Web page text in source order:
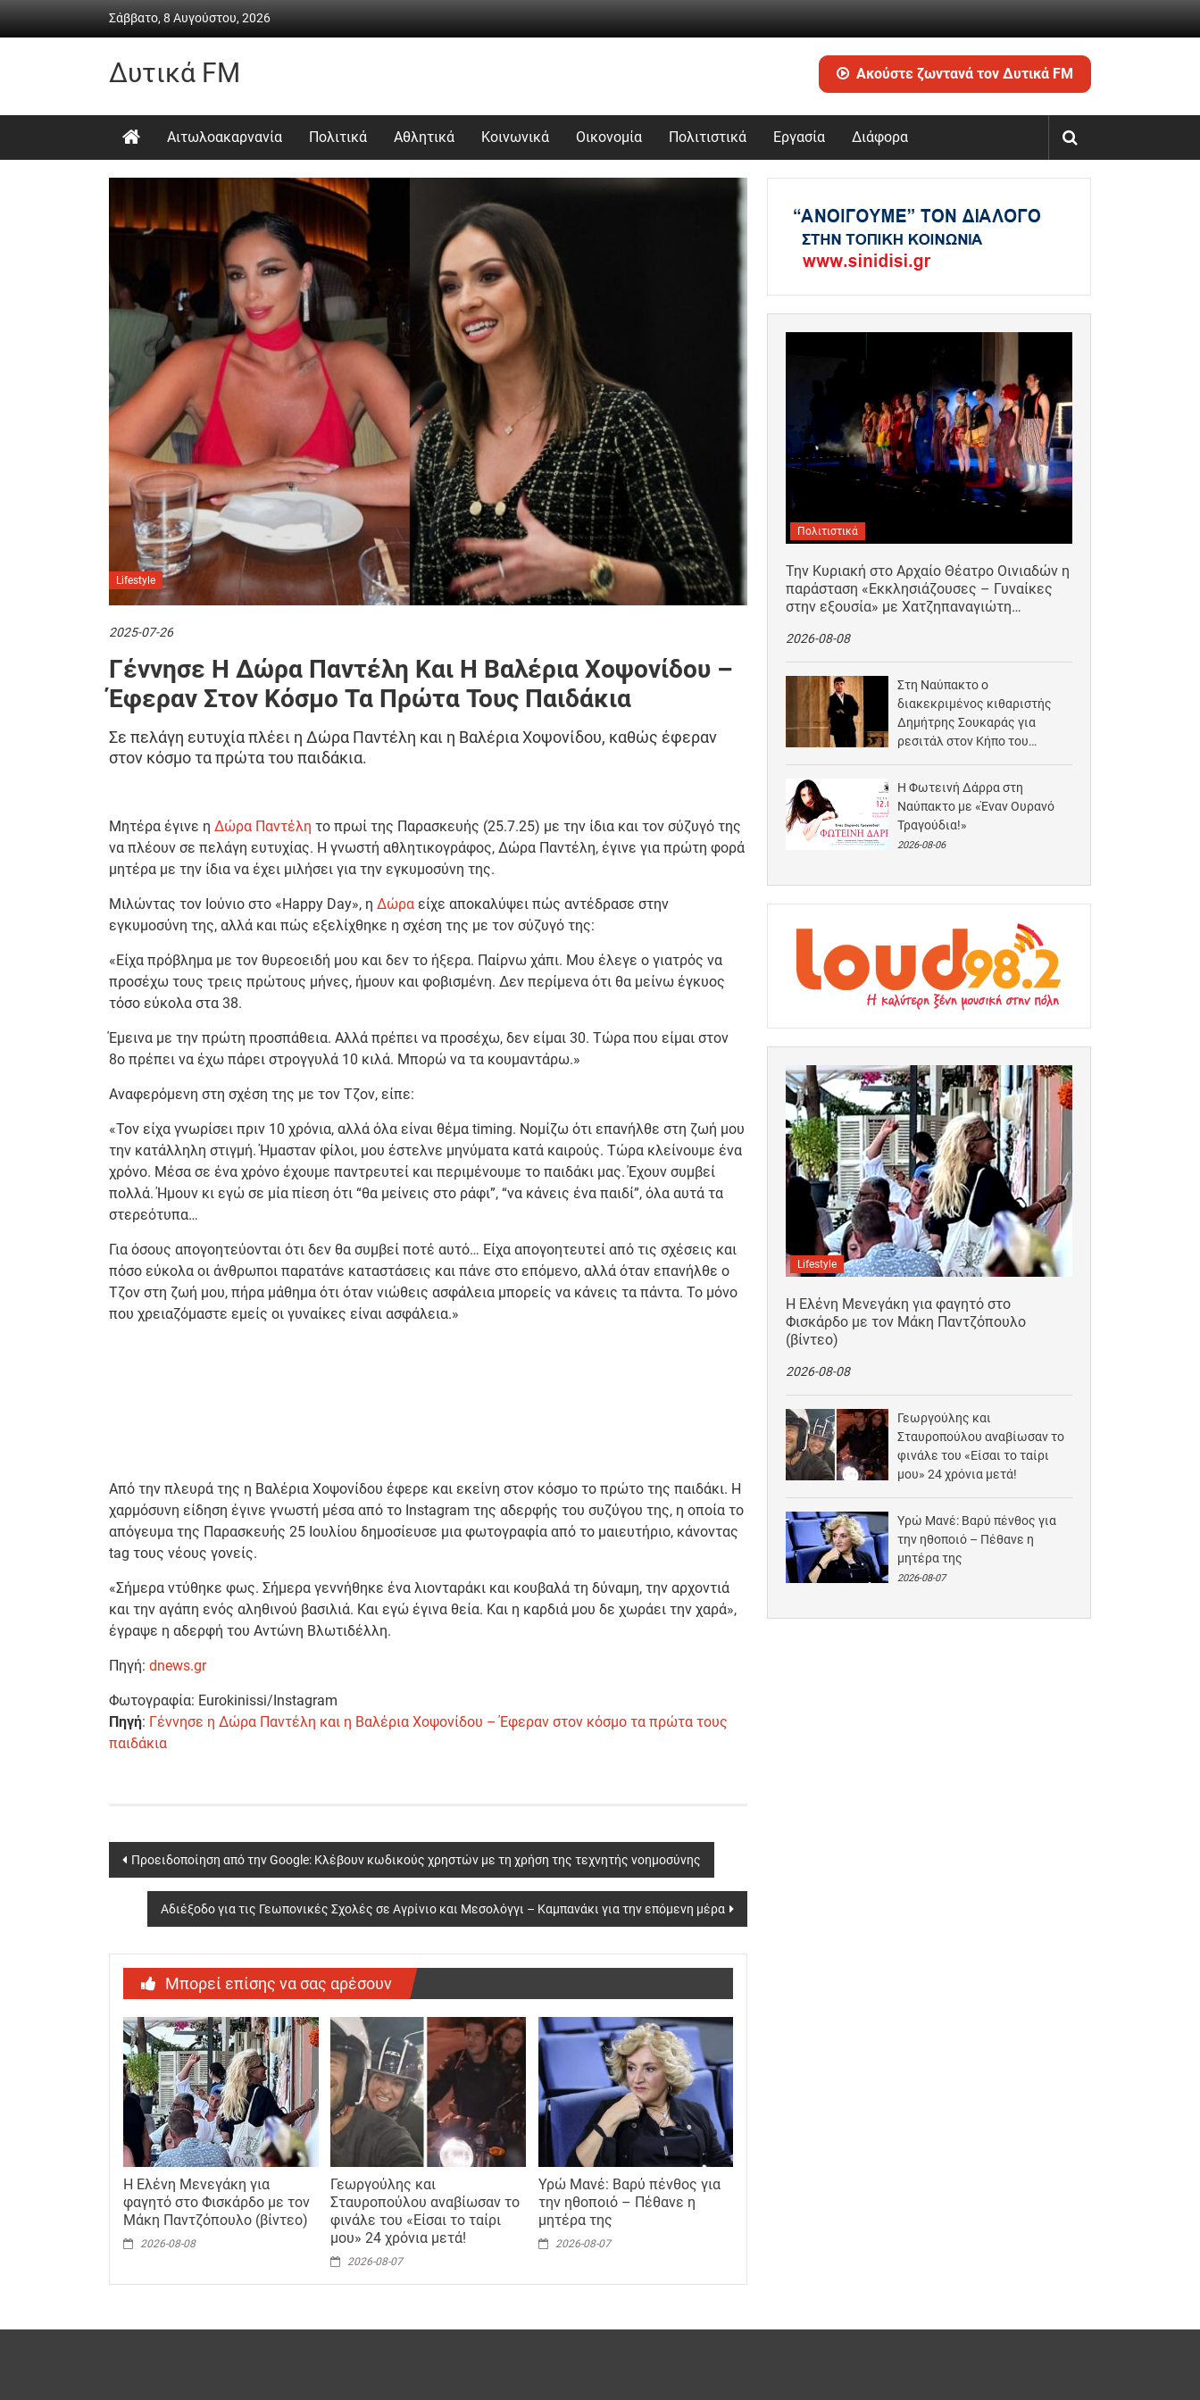
Σάββατο, 8 Αυγούστου, 2026
Δυτικά FM
Καθημερινή
ψυχαγωγία
Ακούστε ζωντανά τον Δυτικά FM
Αιτωλοακαρνανία Πολιτικά Αθλητικά Κοινωνικά Οικονομία Πολιτιστικά Εργασία Διάφορα
Lifestyle
2025-07-26
Γέννησε Η Δώρα Παντέλη Και Η Βαλέρια Χοψονίδου –
Έφεραν Στον Κόσμο Τα Πρώτα Τους Παιδάκια
Σε πελάγη ευτυχία πλέει η Δώρα Παντέλη και η Βαλέρια Χοψονίδου, καθώς έφεραν
στον κόσμο τα πρώτα του παιδάκια.
Μητέρα έγινε η Δώρα Παντέλη το πρωί της Παρασκευής (25.7.25) με την ίδια και τον σύζυγό της
να πλέουν σε πελάγη ευτυχίας. Η γνωστή αθλητικογράφος, Δώρα Παντέλη, έγινε για πρώτη φορά
μητέρα με την ίδια να έχει μιλήσει για την εγκυμοσύνη της.
Μιλώντας τον Ιούνιο στο «Happy Day», η Δώρα είχε αποκαλύψει πώς αντέδρασε στην
εγκυμοσύνη της, αλλά και πώς εξελίχθηκε η σχέση της με τον σύζυγό της:
«Είχα πρόβλημα με τον θυρεοειδή μου και δεν το ήξερα. Παίρνω χάπι. Μου έλεγε ο γιατρός να
προσέχω τους τρεις πρώτους μήνες, ήμουν και φοβισμένη. Δεν περίμενα ότι θα μείνω έγκυος
τόσο εύκολα στα 38.
Έμεινα με την πρώτη προσπάθεια. Αλλά πρέπει να προσέχω, δεν είμαι 30. Τώρα που είμαι στον
8ο πρέπει να έχω πάρει στρογγυλά 10 κιλά. Μπορώ να τα κουμαντάρω.»
Αναφερόμενη στη σχέση της με τον Τζον, είπε:
«Τον είχα γνωρίσει πριν 10 χρόνια, αλλά όλα είναι θέμα timing. Νομίζω ότι επανήλθε στη ζωή μου
την κατάλληλη στιγμή. Ήμασταν φίλοι, μου έστελνε μηνύματα κατά καιρούς. Τώρα κλείνουμε ένα
χρόνο. Μέσα σε ένα χρόνο έχουμε παντρευτεί και περιμένουμε το παιδάκι μας. Έχουν συμβεί
πολλά. Ήμουν κι εγώ σε μία πίεση ότι “θα μείνεις στο ράφι”, “να κάνεις ένα παιδί”, όλα αυτά τα
στερεότυπα…
Για όσους απογοητεύονται ότι δεν θα συμβεί ποτέ αυτό… Είχα απογοητευτεί από τις σχέσεις και
πόσο εύκολα οι άνθρωποι παρατάνε καταστάσεις και πάνε στο επόμενο, αλλά όταν επανήλθε ο
Τζον στη ζωή μου, πήρα μάθημα ότι όταν νιώθεις ασφάλεια μπορείς να κάνεις τα πάντα. Το μόνο
που χρειαζόμαστε εμείς οι γυναίκες είναι ασφάλεια.»
Από την πλευρά της η Βαλέρια Χοψονίδου έφερε και εκείνη στον κόσμο το πρώτο της παιδάκι. Η
χαρμόσυνη είδηση έγινε γνωστή μέσα από το Instagram της αδερφής του συζύγου της, η οποία το
απόγευμα της Παρασκευής 25 Ιουλίου δημοσίευσε μια φωτογραφία από το μαιευτήριο, κάνοντας
tag τους νέους γονείς.
«Σήμερα ντύθηκε φως. Σήμερα γεννήθηκε ένα λιονταράκι και κουβαλά τη δύναμη, την αρχοντιά
και την αγάπη ενός αληθινού βασιλιά. Και εγώ έγινα θεία. Και η καρδιά μου δε χωράει την χαρά»,
έγραψε η αδερφή του Αντώνη Βλωτιδέλλη.
Πηγή: dnews.gr
Φωτογραφία: Eurokinissi/Instagram
Πηγή: Γέννησε η Δώρα Παντέλη και η Βαλέρια Χοψονίδου – Έφεραν στον κόσμο τα πρώτα τους
παιδάκια
Post
navigation
Προειδοποίηση από την Google: Κλέβουν κωδικούς χρηστών με τη χρήση της τεχνητής νοημοσύνης
Αδιέξοδο για τις Γεωπονικές Σχολές σε Αγρίνιο και Μεσολόγγι – Καμπανάκι για την επόμενη μέρα
Μπορεί επίσης να σας αρέσουν
Η Ελένη Μενεγάκη για
φαγητό στο Φισκάρδο με τον
Μάκη Παντζόπουλο (βίντεο)
2026-08-08
Γεωργούλης και
Σταυροπούλου αναβίωσαν το
φινάλε του «Είσαι το ταίρι
μου» 24 χρόνια μετά!
2026-08-07
Υρώ Μανέ: Βαρύ πένθος για
την ηθοποιό – Πέθανε η
μητέρα της
2026-08-07
Πολιτιστικά
Την Κυριακή στο Αρχαίο Θέατρο Οινιαδών η
παράσταση «Εκκλησιάζουσες – Γυναίκες
στην εξουσία» με Χατζηπαναγιώτη…
2026-08-08
Στη Ναύπακτο ο
διακεκριμένος κιθαριστής
Δημήτρης Σουκαράς για
ρεσιτάλ στον Κήπο του
Η Φωτεινή Δάρρα στη
Ναύπακτο με «Έναν Ουρανό
Τραγούδια!»
2026-08-06
Lifestyle
Η Ελένη Μενεγάκη για φαγητό στο
Φισκάρδο με τον Μάκη Παντζόπουλο
(βίντεο)
2026-08-08
Γεωργούλης και
Σταυροπούλου αναβίωσαν το
φινάλε του «Είσαι το ταίρι
μου» 24 χρόνια μετά!
Υρώ Μανέ: Βαρύ πένθος για
την ηθοποιό – Πέθανε η
μητέρα της
2026-08-07